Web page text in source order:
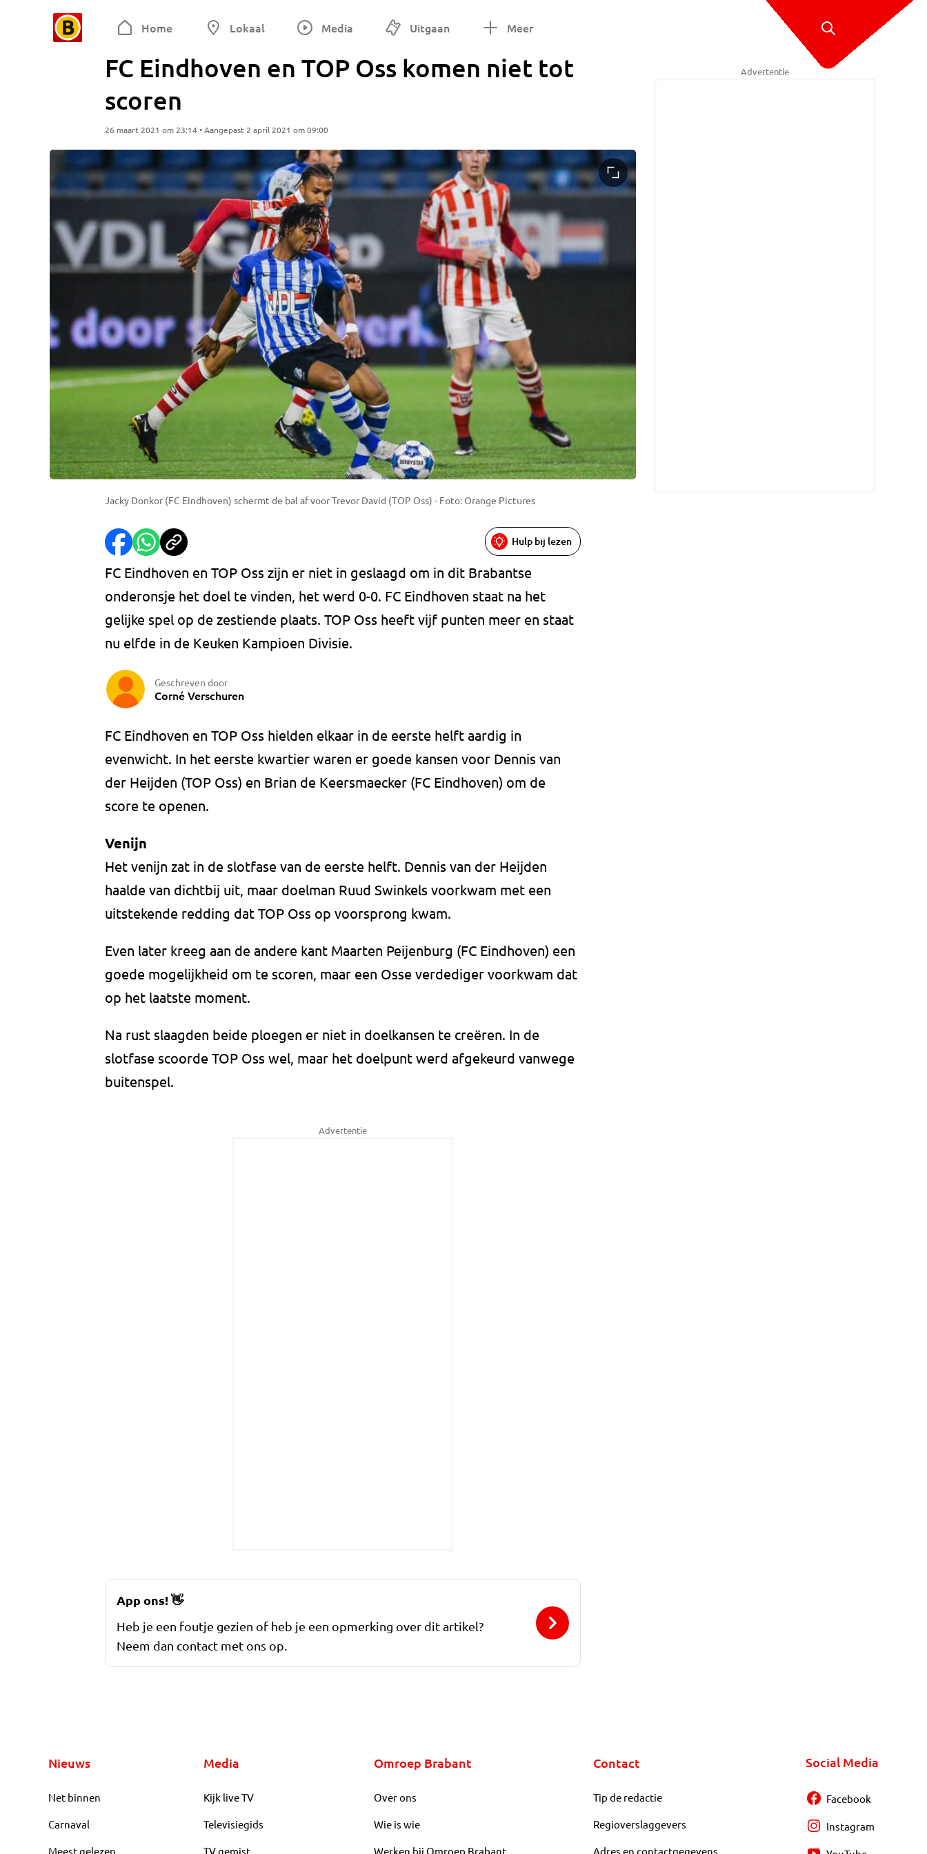
Home Lokaal Media Uitgaan Meer
FC Eindhoven en TOP Oss komen niet tot
scoren
26 maart 2021 om 23:14 • Aangepast 2 april 2021 om 09:00
Jacky Donkor (FC Eindhoven) schermt de bal af voor Trevor David (TOP Oss) - Foto: Orange Pictures
Hulp bij lezen
FC Eindhoven en TOP Oss zijn er niet in geslaagd om in dit Brabantse
onderonsje het doel te vinden, het werd 0-0. FC Eindhoven staat na het
gelijke spel op de zestiende plaats. TOP Oss heeft vijf punten meer en staat
nu elfde in de Keuken Kampioen Divisie.
Geschreven door
Corné Verschuren
FC Eindhoven en TOP Oss hielden elkaar in de eerste helft aardig in
evenwicht. In het eerste kwartier waren er goede kansen voor Dennis van
der Heijden (TOP Oss) en Brian de Keersmaecker (FC Eindhoven) om de
score te openen.
Venijn
Het venijn zat in de slotfase van de eerste helft. Dennis van der Heijden
haalde van dichtbij uit, maar doelman Ruud Swinkels voorkwam met een
uitstekende redding dat TOP Oss op voorsprong kwam.
Even later kreeg aan de andere kant Maarten Peijenburg (FC Eindhoven) een
goede mogelijkheid om te scoren, maar een Osse verdediger voorkwam dat
op het laatste moment.
Na rust slaagden beide ploegen er niet in doelkansen te creëren. In de
slotfase scoorde TOP Oss wel, maar het doelpunt werd afgekeurd vanwege
buitenspel.
Advertentie
Advertentie
App ons!👋
Heb je een foutje gezien of heb je een opmerking over dit artikel?
Neem dan contact met ons op.
Nieuws
Net binnen
Carnaval
Meest gelezen
Media
Kijk live TV
Televisiegids
TV gemist
Omroep Brabant
Over ons
Wie is wie
Werken bij Omroep Brabant
Contact
Tip de redactie
Regioverslaggevers
Adres en contactgegevens
Social Media
Facebook
Instagram